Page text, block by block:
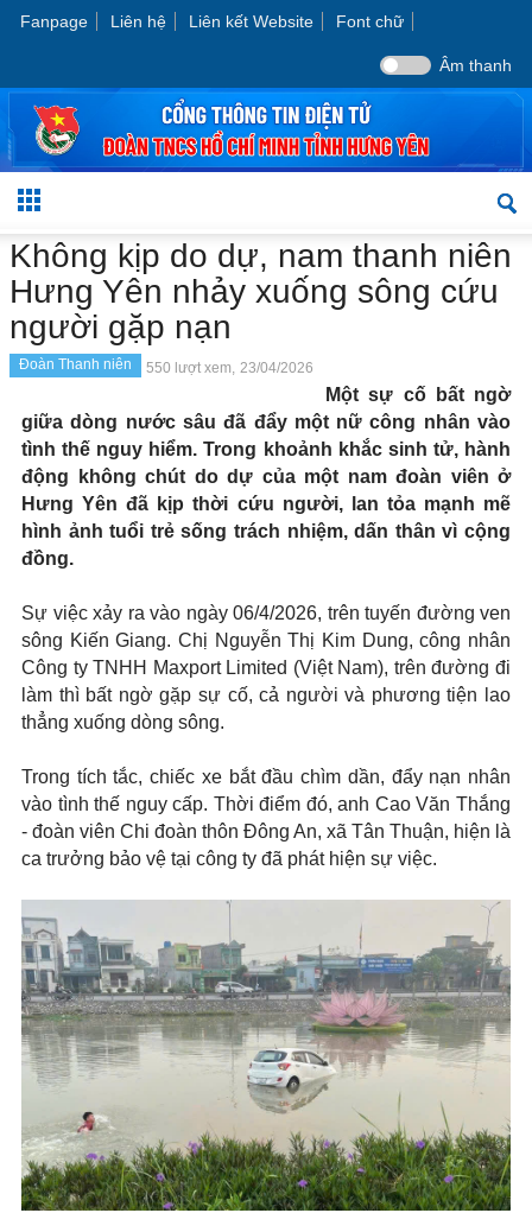
Fanpage Liên hệ Liên kết Website Font chữ
Âm thanh
Không kịp do dự, nam thanh niên
Hưng Yên nhảy xuống sông cứu
người gặp nạn
Đoàn Thanh niên 550 lượt xem, 23/04/2026
Một sự cố bất ngờ
giữa dòng nước sâu đã đẩy một nữ công nhân vào
tình thế nguy hiểm. Trong khoảnh khắc sinh tử, hành
động không chút do dự của một nam đoàn viên ở
Hưng Yên đã kịp thời cứu người, lan tỏa mạnh mẽ
hình ảnh tuổi trẻ sống trách nhiệm, dấn thân vì cộng
đồng.
Sự việc xảy ra vào ngày 06/4/2026, trên tuyến đường ven
sông Kiến Giang. Chị Nguyễn Thị Kim Dung, công nhân
Công ty TNHH Maxport Limited (Việt Nam), trên đường đi
làm thì bất ngờ gặp sự cố, cả người và phương tiện lao
thẳng xuống dòng sông.
Trong tích tắc, chiếc xe bắt đầu chìm dần, đẩy nạn nhân
vào tình thế nguy cấp. Thời điểm đó, anh Cao Văn Thắng
- đoàn viên Chi đoàn thôn Đông An, xã Tân Thuận, hiện là
ca trưởng bảo vệ tại công ty đã phát hiện sự việc.